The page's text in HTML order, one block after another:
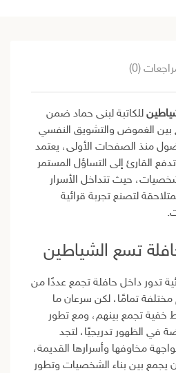
(0)
للكاتبة لبنى حماد ضمن
بين الغموض والتشويق النفسي
منذ الصفحات الأولى، يعتمد
القارئ إلى التساؤل المستمر
حيث تتداخل الأسرار
لتصنع تجربة قرائية
تسع الشياطين
تدور داخل حافلة تجمع عددًا من
مختلفة تمامًا، لكن سرعان ما
تجمع بينهم، ومع تطور
في الظهور تدريجيًا، لتجد
مخاوفها وأسرارها القديمة،
يجمع بين بناء الشخصيات وتطور